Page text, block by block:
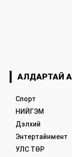
АЛДАРТАЙ
Спорт
НИЙГЭМ
Дэлхий
Энтертайнмент
УЛС ТӨР